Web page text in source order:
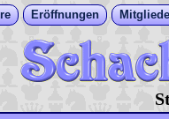
Eröffnungen